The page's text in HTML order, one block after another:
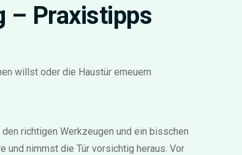
– Praxistipps
willst oder die Haustür erneuern
richtigen Werkzeugen und ein bisschen
und nimmst die Tür vorsichtig heraus. Vor